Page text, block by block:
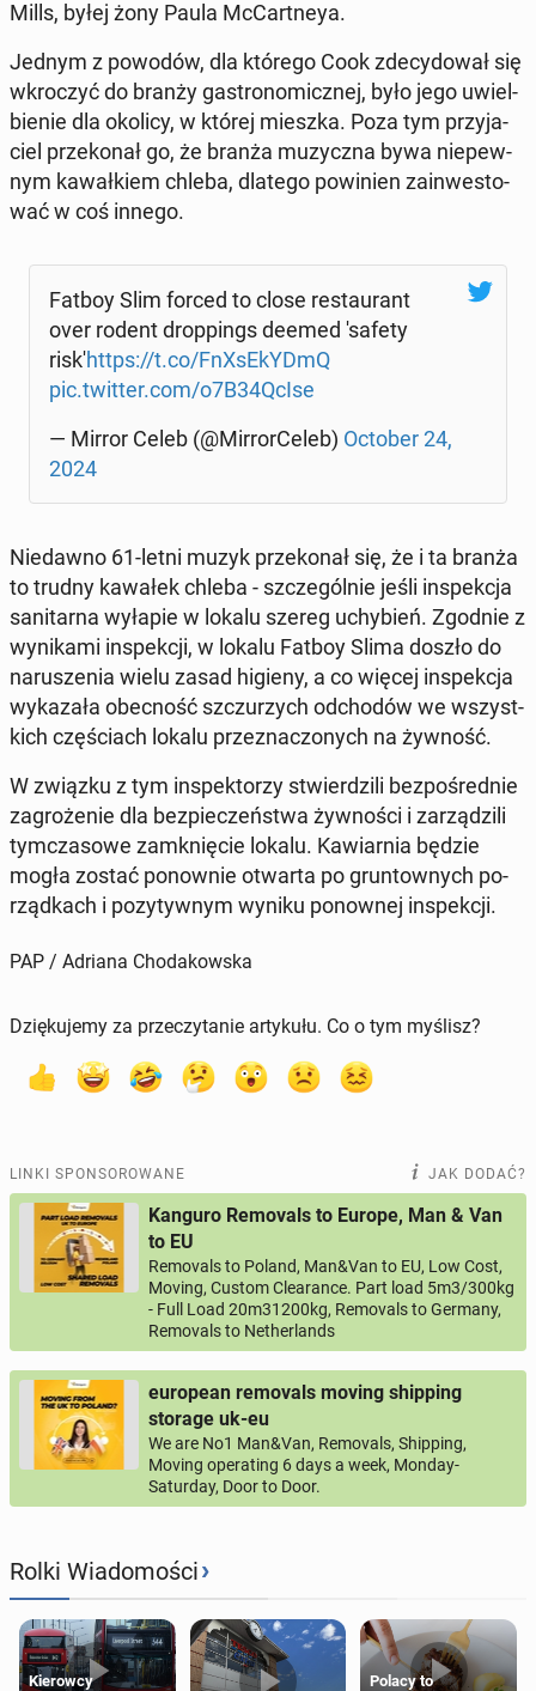
Mills, byłej żony Paula McCart­neya.
Jednym z powodów, dla którego Cook zde­cy­do­wał się
wkro­czyć do branży ga­stro­no­micz­nej, było jego uwiel­
bie­nie dla okolicy, w której mieszka. Poza tym przy­ja­
ciel prze­ko­nał go, że branża mu­zycz­na bywa nie­pew­
nym ka­wał­kiem chleba, dlatego po­wi­nien za­in­we­sto­
wać w coś innego.
Fatboy Slim forced to close re­stau­rant
over rodent drop­pings deemed 'safety
risk'https://t.co/FnXsE­kYD­mQ
pic.twitter.com/o7B34QcIse
— Mirror Celeb (@Mir­ror­Ce­leb) October 24,
2024
Nie­daw­no 61-letni muzyk prze­ko­nał się, że i ta branża
to trudny kawałek chleba - szcze­gól­nie jeśli in­spek­cja
sa­ni­tar­na wyłapie w lokalu szereg uchy­bień. Zgodnie z
wy­ni­ka­mi in­spek­cji, w lokalu Fatboy Slima doszło do
na­ru­sze­nia wielu zasad higieny, a co więcej in­spek­cja
wy­ka­za­ła obec­ność szczu­rzych od­cho­dów we wszyst­
kich czę­ściach lokalu prze­zna­czo­nych na żywność.
W związku z tym in­spek­to­rzy stwier­dzi­li bez­po­śred­nie
za­gro­że­nie dla bez­pie­czeń­stwa żyw­no­ści i za­rzą­dzi­li
tym­cza­so­we za­mknię­cie lokalu. Ka­wiar­nia będzie
mogła zostać po­now­nie otwarta po grun­tow­nych po­
rząd­kach i po­zy­tyw­nym wyniku po­now­nej in­spek­cji.
PAP / Adriana Chodakowska
Dziękujemy za przeczytanie artykułu. Co o tym myślisz?
LINKI SPONSOROWANE JAK DODAĆ?
Kanguro Removals to Europe, Man & Van
to EU
Removals to Poland, Man&Van to EU, Low Cost,
Moving, Custom Clearance. Part load 5m3/300kg
- Full Load 20m31200kg, Removals to Germany,
Removals to Netherlands
european removals moving shipping
storage uk-eu
We are No1 Man&Van, Removals, Shipping,
Moving operating 6 days a week, Monday-
Saturday, Door to Door.
Rolki Wiadomości›
Kierowcy Polacy to